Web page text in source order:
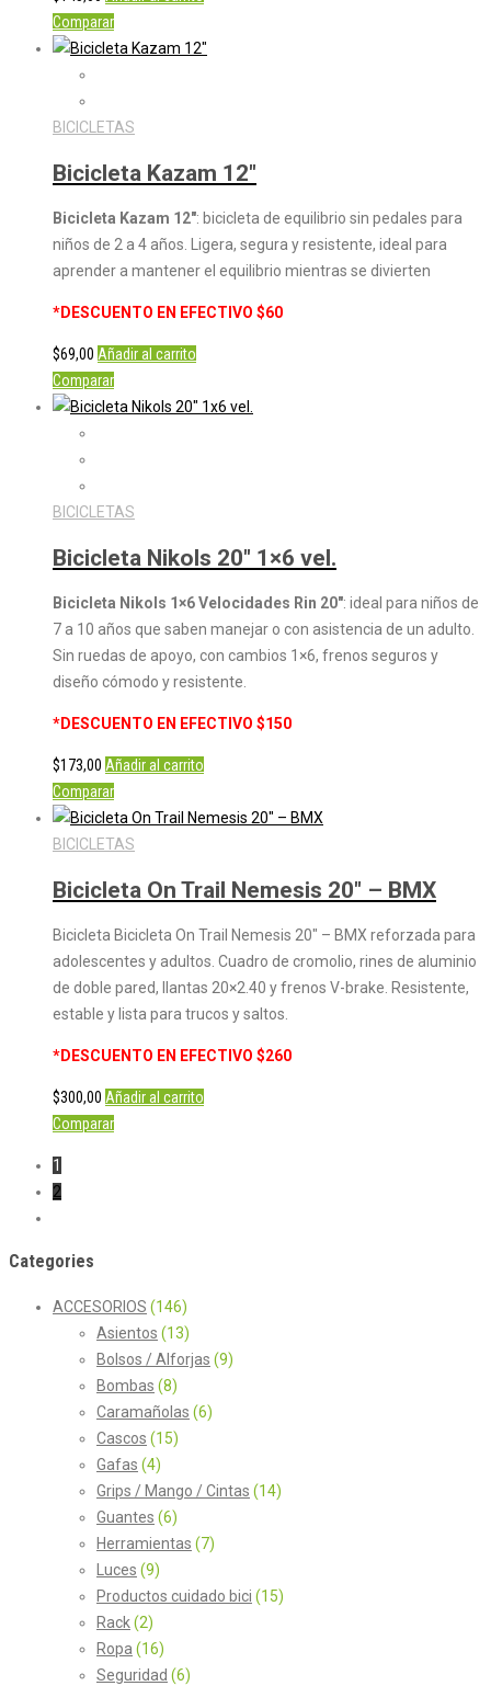
Comparar
BICICLETAS
Bicicleta Kazam 12″
Bicicleta Kazam 12″: bicicleta de equilibrio sin pedales para
niños de 2 a 4 años. Ligera, segura y resistente, ideal para
aprender a mantener el equilibrio mientras se divierten
*DESCUENTO EN EFECTIVO $60
$69,00 Añadir al carrito
Comparar
BICICLETAS
Bicicleta Nikols 20″ 1×6 vel.
Bicicleta Nikols 1×6 Velocidades Rin 20″: ideal para niños de
7 a 10 años que saben manejar o con asistencia de un adulto.
Sin ruedas de apoyo, con cambios 1×6, frenos seguros y
diseño cómodo y resistente.
*DESCUENTO EN EFECTIVO $150
$173,00 Añadir al carrito
Comparar
BICICLETAS
Bicicleta On Trail Nemesis 20″ – BMX
Bicicleta Bicicleta On Trail Nemesis 20″ – BMX reforzada para
adolescentes y adultos. Cuadro de cromolio, rines de aluminio
de doble pared, llantas 20×2.40 y frenos V-brake. Resistente,
estable y lista para trucos y saltos.
*DESCUENTO EN EFECTIVO $260
$300,00 Añadir al carrito
Comparar
1
2
Categories
ACCESORIOS (146)
Asientos (13)
Bolsos / Alforjas (9)
Bombas (8)
Caramañolas (6)
Cascos (15)
Gafas (4)
Grips / Mango / Cintas (14)
Guantes (6)
Herramientas (7)
Luces (9)
Productos cuidado bici (15)
Rack(2)
Ropa (16)
Seguridad (6)